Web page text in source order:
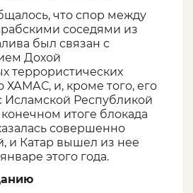
что спор между
соседями из
был связан с
Дохой
террористических
ХАМАС, и, кроме того, его
Республикой
итоге блокада
совершенно
и Катар вышел из нее
этого года.